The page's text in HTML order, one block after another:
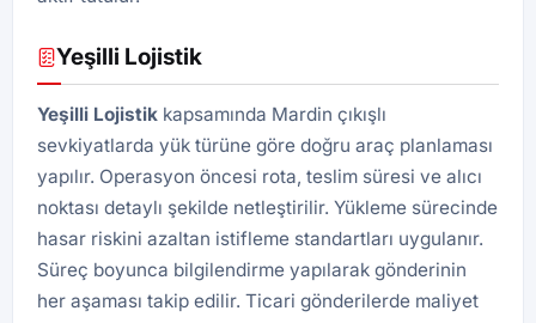
Yeşilli Lojistik
Yeşilli Lojistik kapsamında Mardin çıkışlı
sevkiyatlarda yük türüne göre doğru araç planlaması
yapılır. Operasyon öncesi rota, teslim süresi ve alıcı
noktası detaylı şekilde netleştirilir. Yükleme sürecinde
hasar riskini azaltan istifleme standartları uygulanır.
Süreç boyunca bilgilendirme yapılarak gönderinin
her aşaması takip edilir. Ticari gönderilerde maliyet